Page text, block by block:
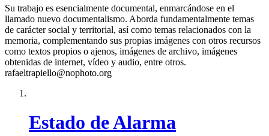
Su trabajo es esencialmente documental, enmarcándose en el
llamado nuevo documentalismo. Aborda fundamentalmente temas
de carácter social y territorial, así como temas relacionados con la
memoria, complementando sus propias imágenes con otros recursos
como textos propios o ajenos, imágenes de archivo, imágenes
obtenidas de internet, vídeo y audio, entre otros.
rafaeltrapiello@nophoto.org
Estado de Alarma